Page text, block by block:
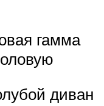
гамма
диван